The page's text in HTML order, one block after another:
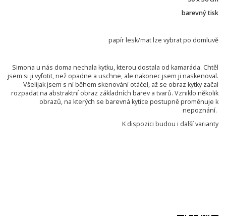
barevný tisk
papír lesk/mat lze vybrat po domluvě
Simona u nás doma nechala kytku, kterou dostala od kamaráda. Chtěl
jsem si ji vyfotit, než opadne a uschne, ale nakonec jsem ji naskenoval.
Všelijak jsem s ní během skenování otáčel, až se obraz kytky začal
rozpadat na abstraktní obraz základních barev a tvarů. Vzniklo několik
obrazů, na kterých se barevná kytice postupně proměnuje k
nepoznání.
K dispozici budou i další varianty